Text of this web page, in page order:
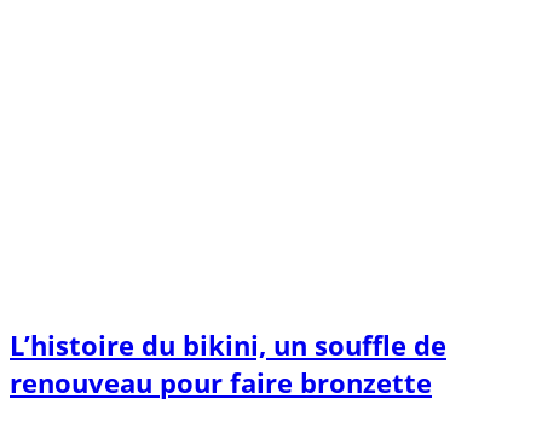
L’histoire du bikini, un souffle de
renouveau pour faire bronzette